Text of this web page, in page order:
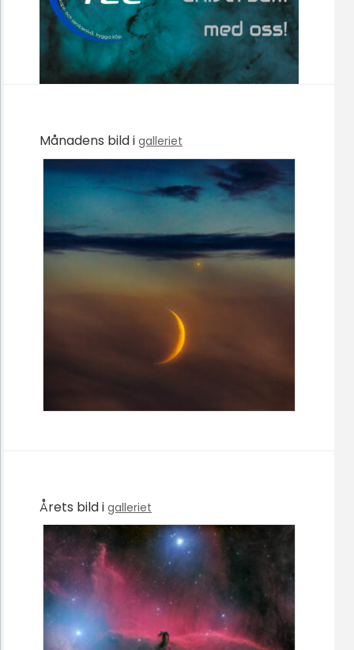
Månadens bild i galleriet
Årets bild i galleriet